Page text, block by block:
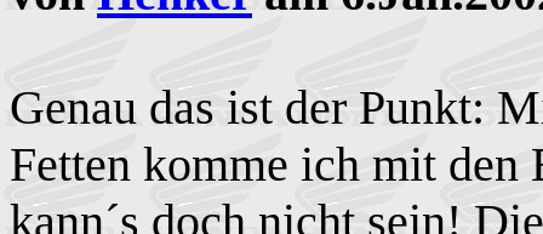
Genau das ist der Punkt:
Fetten komme ich mit den
kann´s doch nicht sein!